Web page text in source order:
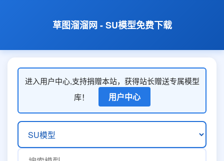
草图溜溜网 - SU模型免费下载
进入用户中心,支持捐赠本站，获得站长赠送专属模型
库！
用户中心